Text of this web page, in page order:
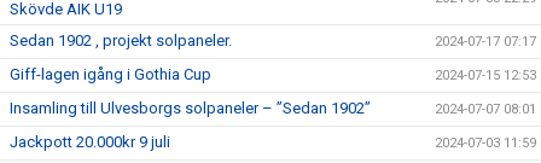
Skövde AIK U19
Sedan 1902 , projekt solpaneler. 2024-07-17 07:17
Giff-lagen igång i Gothia Cup 2024-07-15 12:53
Insamling till Ulvesborgs solpaneler – ”Sedan 1902” 2024-07-07 08:01
Jackpott 20.000kr 9 juli 2024-07-03 11:59